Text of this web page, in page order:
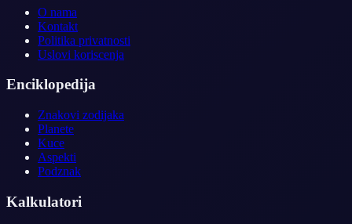
O nama
Kontakt
Politika privatnosti
Uslovi koriscenja
Enciklopedija
Znakovi zodijaka
Planete
Kuce
Aspekti
Podznak
Kalkulatori